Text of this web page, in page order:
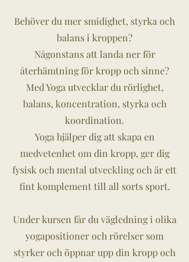
Behöver du mer smidighet, styrka och
balans i kroppen?
Någonstans att landa ner för
återhämtning för kropp och sinne?
Med Yoga utvecklar du rörlighet,
balans, koncentration, styrka och
koordination.
Yoga hjälper dig att skapa en
medvetenhet om din kropp, ger dig
fysisk och mental utveckling och är ett
fint komplement till all sorts sport.
Under kursen får du vägledning i olika
yogapositioner och rörelser som
styrker och öppnar upp din kropp och